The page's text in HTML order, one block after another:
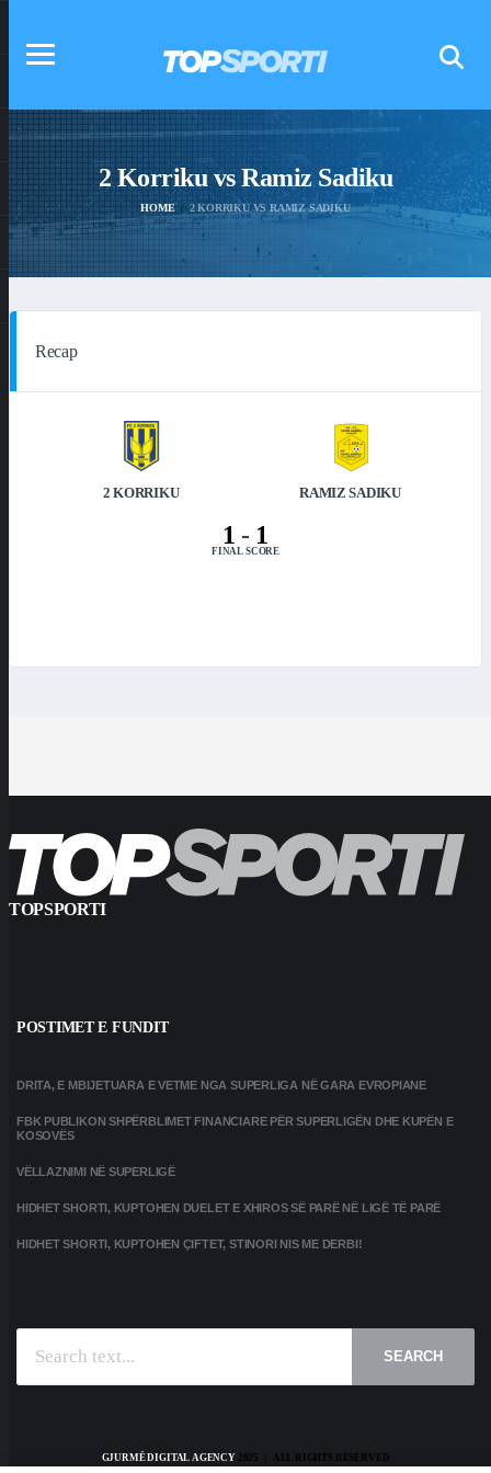
2 Korriku vs Ramiz Sadiku
HOME 2 KORRIKU VS RAMIZ SADIKU
Recap
2 KORRIKU RAMIZ SADIKU
1- 1
FINAL SCORE
TOPSPORTI
POSTIMET E FUNDIT
DRITA, E MBIJETUARA E VETME NGA SUPERLIGA NË GARA EVROPIANE
FBK PUBLIKON SHPËRBLIMET FINANCIARE PËR SUPERLIGËN DHE KUPËN E
KOSOVËS
VËLLAZNIMI NË SUPERLIGË
HIDHET SHORTI, KUPTOHEN DUELET E XHIROS SË PARË NË LIGË TË PARË
HIDHET SHORTI, KUPTOHEN ÇIFTET, STINORI NIS ME DERBI!
SEARCH
GJURMË DIGITAL AGENCY2025 | ALL RIGHTS RESERVED